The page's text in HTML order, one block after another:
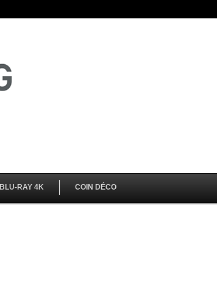
BLU-RAY 4K COIN DÉCO